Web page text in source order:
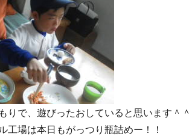
りで、遊びったおしていると思います＾＾
工場は本日もがっつり瓶詰めー！！